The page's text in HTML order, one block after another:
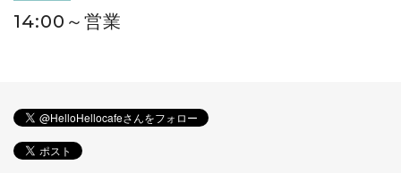
14:00～営業